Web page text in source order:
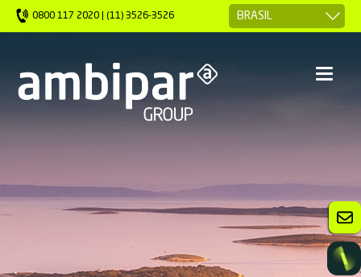
0800 117 2020 | (11) 3526-3526